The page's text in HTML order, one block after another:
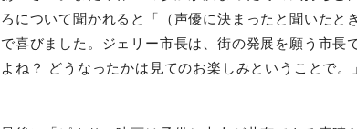
ろについて聞かれると「（声優に決まったと聞いたと
で喜びました。ジェリー市長は、街の発展を願う市長
よね？ どうなったかは見てのお楽しみということで。